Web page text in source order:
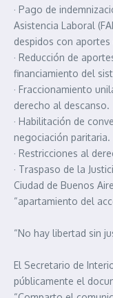
· Pago de
Asistencia Laboral
despidos con
· Reducción de
financiamiento del
· Fraccionamiento
derecho al descanso.
· Habilitación de
negociación paritaria.
· Restricciones al
· Traspaso de la
Ciudad de Buenos
“apartamiento del
“No hay libertad sin
El Secretario de
públicamente el